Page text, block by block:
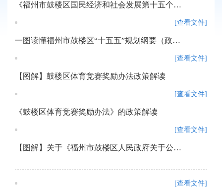
《福州市鼓楼区国民经济和社会发展第十五个五年规划纲要》政策解读
[查看文件]
一图读懂福州市鼓楼区“十五五”规划纲要（政策解读）
[查看文件]
【图解】鼓楼区体育竞赛奖励办法政策解读
[查看文件]
《鼓楼区体育竞赛奖励办法》的政策解读
[查看文件]
【图解】关于《福州市鼓楼区人民政府关于公布<鼓楼区重餐饮禁设区域清单（第3批）>的通知》的政策解读
[查看文件]